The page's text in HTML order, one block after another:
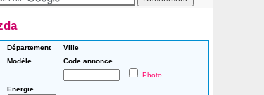
Département
Ville
Modèle
Code annonce
Photo
Energie